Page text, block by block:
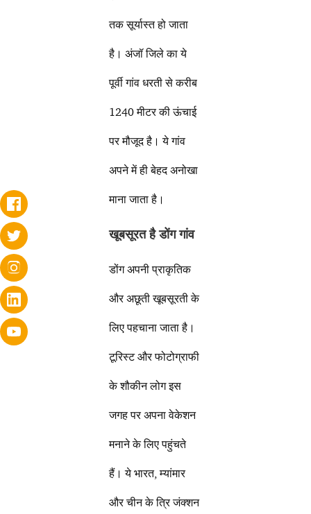
तक सूर्यास्त हो जाता
है। अंजॉ जिले का ये
पूर्वी गांव धरती से करीब
1240 मीटर की ऊंचाई
पर मौजूद है। ये गांव
अपने में ही बेहद अनोखा
माना जाता है।
खूबसूरत है डोंग गांव
डोंग अपनी प्राकृतिक
और अछूती खूबसूरती के
लिए पहचाना जाता है।
टूरिस्ट और फोटोग्राफी
के शौकीन लोग इस
जगह पर अपना वेकेशन
मनाने के लिए पहुंचते
हैं। ये भारत, म्यांमार
और चीन के त्रि जंक्शन